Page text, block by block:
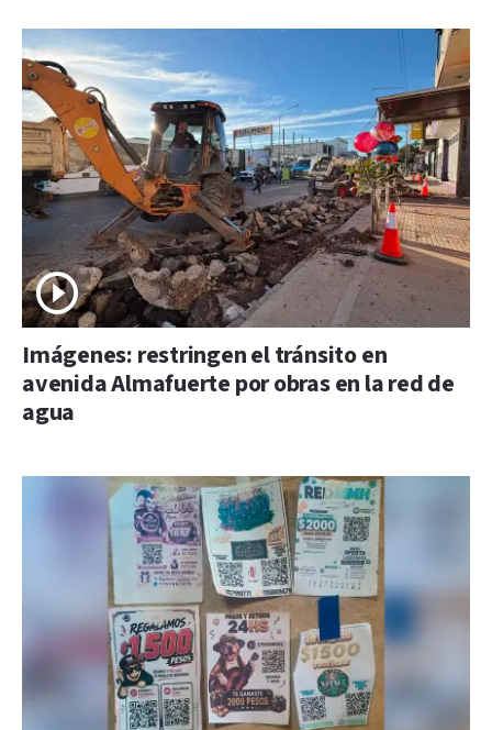
Imágenes: restringen el tránsito en
avenida Almafuerte por obras en la red de
agua